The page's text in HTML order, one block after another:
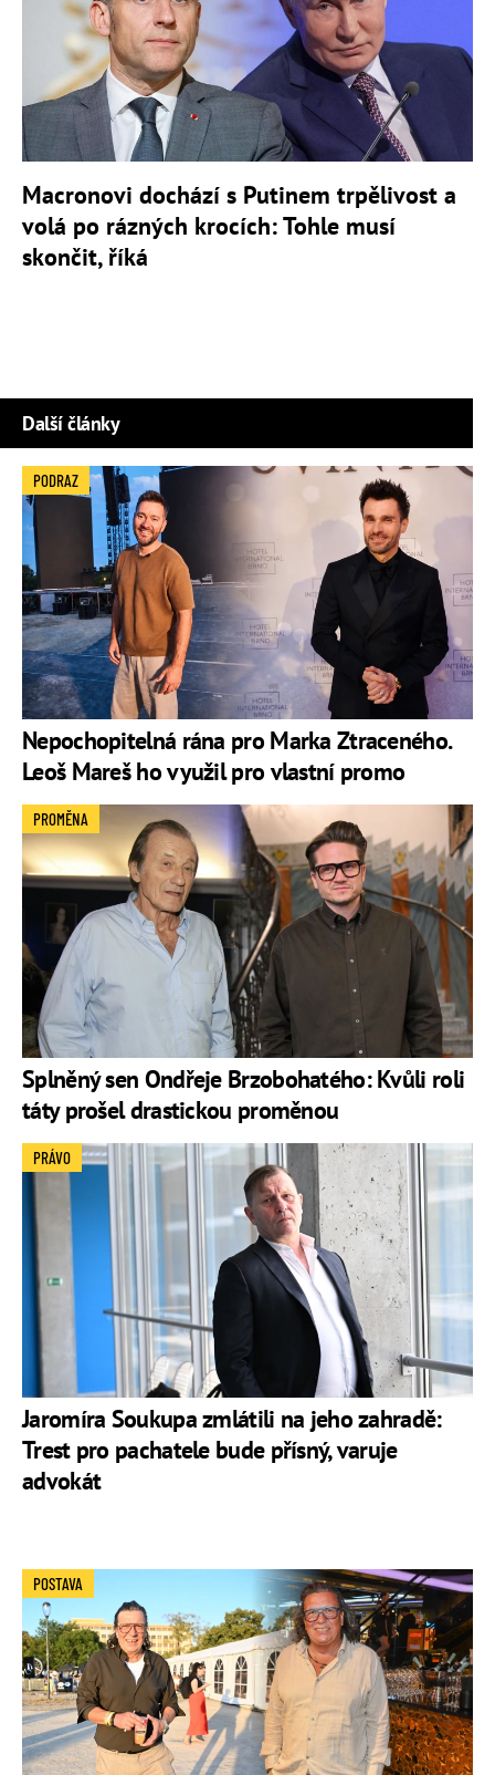
Macronovi dochází s Putinem trpělivost a
volá po rázných krocích: Tohle musí
skončit, říká
Další články
Nepochopitelná rána pro Marka Ztraceného.
Leoš Mareš ho využil pro vlastní promo
PODRAZ
Splněný sen Ondřeje Brzobohatého: Kvůli roli
táty prošel drastickou proměnou
PROMĚNA
Jaromíra Soukupa zmlátili na jeho zahradě:
Trest pro pachatele bude přísný, varuje
advokát
PRÁVO
POSTAVA